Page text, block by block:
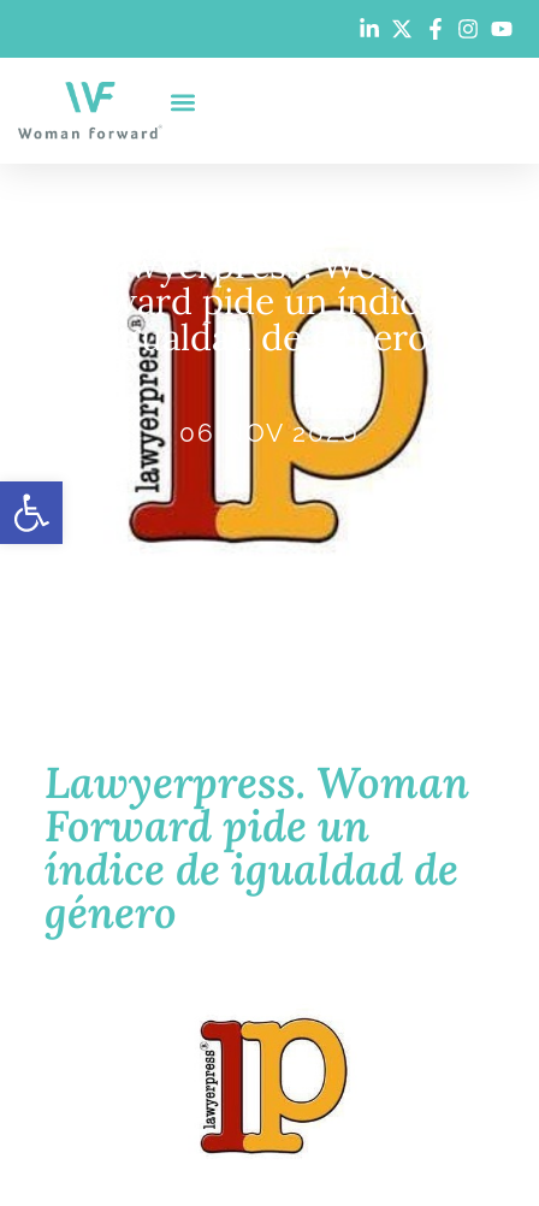
Abrir barra de herramientas
Lawyerpress. Woman
Forward pide un índice de
igualdad de género
06 NOV 2020
Lawyerpress. Woman
Forward pide un
índice de igualdad de
género